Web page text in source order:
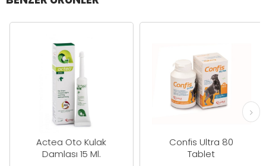
Actea Oto Kulak
Damlası 15 Ml.
Confis Ultra 80
Tablet